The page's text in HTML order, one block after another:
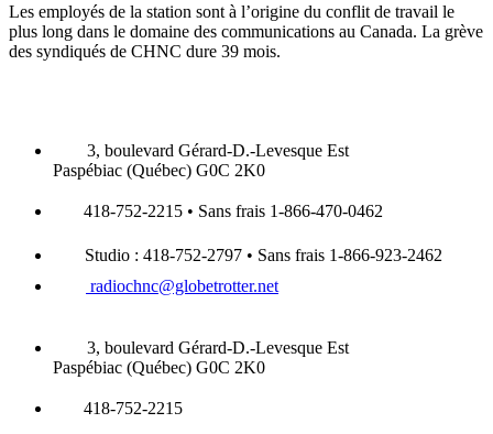
Les employés de la station sont à l’origine du conflit de travail le
plus long dans le domaine des communications au Canada. La grève
des syndiqués de CHNC dure 39 mois.
3, boulevard Gérard-D.-Levesque Est
Paspébiac (Québec) G0C 2K0
418-752-2215 • Sans frais 1-866-470-0462
Studio : 418-752-2797 • Sans frais 1-866-923-2462
radiochnc@globetrotter.net
3, boulevard Gérard-D.-Levesque Est
Paspébiac (Québec) G0C 2K0
418-752-2215